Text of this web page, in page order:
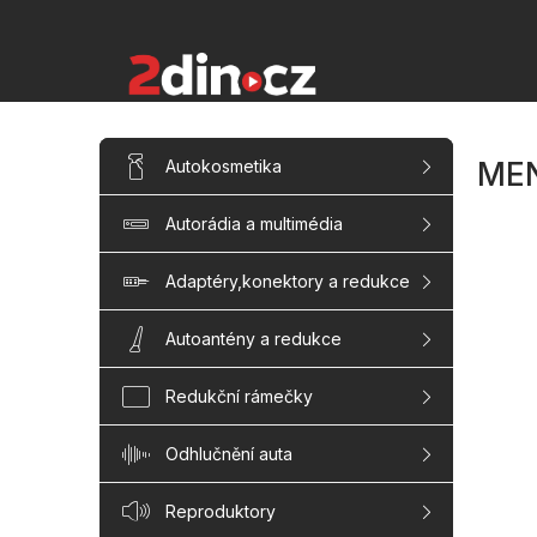
P
s
r
n
í
l
Přeskočit
kategorieAutokosmetika
Autorádia a multimédia
Adaptéry,konektory a redukce
Autoantény a redukce
Redukční rámečky
Odhlučnění auta
Reproduktory